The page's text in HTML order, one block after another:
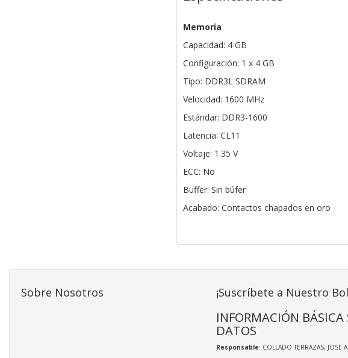
Memoria
Capacidad: 4 GB
Configuración: 1 x 4 GB
Tipo: DDR3L SDRAM
Velocidad: 1600 MHz
Estándar: DDR3-1600
Latencia: CL11
Voltaje: 1.35 V
ECC: No
Buffer: Sin búfer
Acabado: Contactos chapados en oro
Sobre Nosotros ¡Suscríbete a Nuestro
INFORMACIÓN BÁSICA
DATOS
Responsable: COLLADO TERRAZAS, JOSE